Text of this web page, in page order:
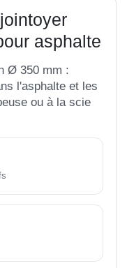
asphalte
Ø 350 mm :
l'asphalte et les
ou à la scie